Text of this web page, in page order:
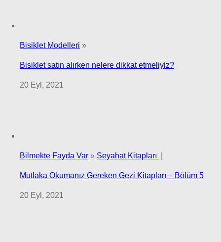
Bisiklet Modelleri »
Bisiklet satın alırken nelere dikkat etmeliyiz?
20 Eyl, 2021
Bilmekte Fayda Var » Seyahat Kitapları
Mutlaka Okumanız Gereken Gezi Kitapları – Bölüm 5
20 Eyl, 2021